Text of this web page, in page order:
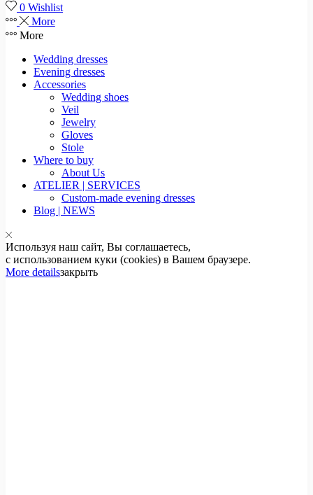
0 Wishlist
More
More
Wedding dresses
Evening dresses
Accessories
Wedding shoes
Veil
Jewelry
Gloves
Stole
Where to buy
About Us
ATELIER | SERVICES
Custom-made evening dresses
Blog | NEWS
Используя наш сайт, Вы соглашаетесь,
с использованием куки (cookies) в Вашем браузере.
More detailsзакрыть